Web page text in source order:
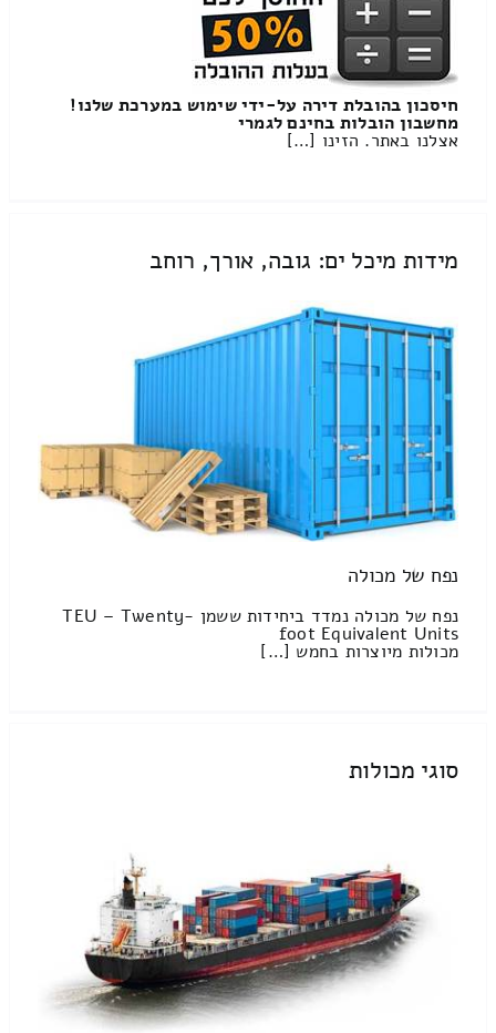
חיסכון בהובלת דירה על-ידי שימוש במערכת שלנו!
מחשבון הובלות בחינם לגמרי
אצלנו באתר. הזינו […]
מידות מיכל ים: גובה, אורך, רוחב
נפח של מכולה
נפח של מכולה נמדד ביחידות ששמן TEU – Twenty-
foot Equivalent Units
מכולות מיוצרות בחמש […]
סוגי מכולות